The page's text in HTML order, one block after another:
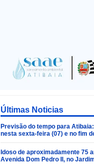
Últimas Noticias
Previsão do tempo para
nesta sexta-feira (07) e no fim
Idoso de aproximadamente 75
Avenida Dom Pedro II, no